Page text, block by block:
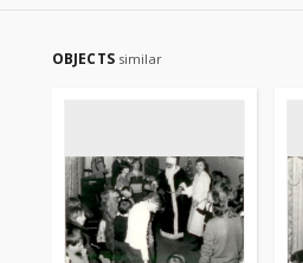
OBJECTS similar